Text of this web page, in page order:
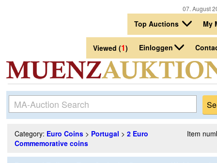
07. August
Top Auctions My
Viewed (1) Einloggen
Category: Euro Coins > Portugal > 2 Euro
Commemorative coins
Item